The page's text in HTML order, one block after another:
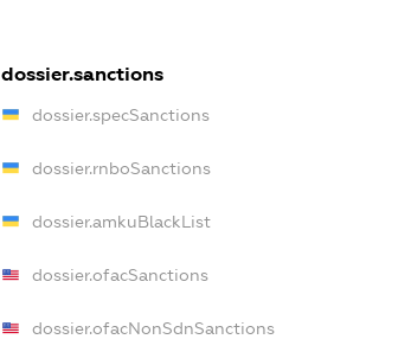
dossier.sanctions
dossier.specSanctions
dossier.rnboSanctions
dossier.amkuBlackList
dossier.ofacSanctions
dossier.ofacNonSdnSanctions